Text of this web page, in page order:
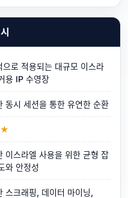
으로 적용되는 대규모 이스라
용 IP 수영장
동시 세션을 통한 유연한 순환
이스라엘 사용을 위한 균형 잡
와 안정성
스크래핑, 데이터 마이닝,